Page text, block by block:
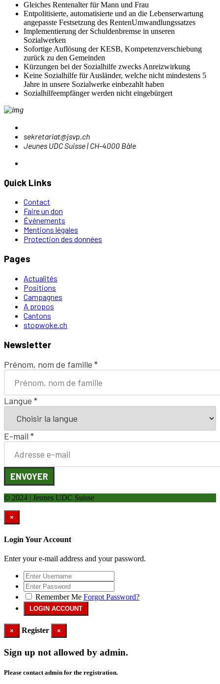
Gleiches Rentenalter für Mann und Frau
Entpolitisierte, automatisierte und an die Lebenserwartung
angepasste Festsetzung des RentenUmwandlungssatzes
Implementierung der Schuldenbremse in unseren
Sozialwerken
Sofortige Auflösung der KESB, Kompetenzverschiebung
zurück zu den Gemeinden
Kürzungen bei der Sozialhilfe zwecks Anreizwirkung
Keine Sozialhilfe für Ausländer, welche nicht mindestens 5
Jahre in unsere Sozialwerke einbezahlt haben
Sozialhilfeempfänger werden nicht eingebürgert
sekretariat@jsvp.ch
Jeunes UDC Suisse | CH-4000 Bâle
Quick Links
Contact
Faire un don
Événements
Mentions légales
Protection des données
Pages
Actualités
Positions
Campagnes
A propos
Cantons
stopwoke.ch
Newsletter
Prénom, nom de famille *
Langue *
E-mail *
ENVOYER
© 2024 | Jeunes UDC Suisse
×
Login Your Account
Enter your e-mail address and your password.
Remember Me Forgot Password?
× Register ×
Sign up not allowed by admin.
Please contact admin for the registration.